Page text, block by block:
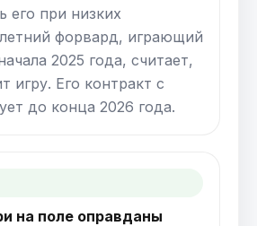
его при низких
форвард, играющий
2025 года, считает,
игру. Его контракт с
до конца 2026 года.
на поле оправданы